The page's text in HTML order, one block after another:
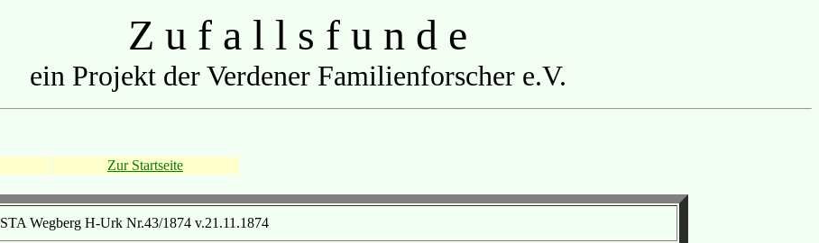
Z u f a l l s f u n d e
ein Projekt der Verdener Familienforscher e.V.
Zur Startseite
STA Wegberg H-Urk Nr.43/1874 v.21.11.1874